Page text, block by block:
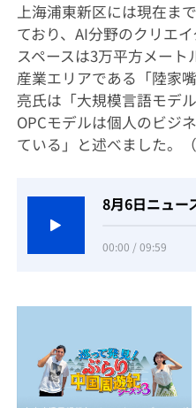
上海浦東新区には現在ま
ており、AI分野のクリエ
スペースは3万平方メー
産業エリアである「陸家
亮氏は「大規模言語モデ
OPCモデルは個人のビジ
ている」と述べました。
8月6日ニュー
00:00 / 09:59